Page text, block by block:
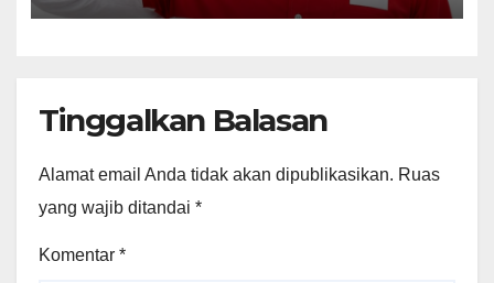
Tinggalkan Balasan
Alamat email Anda tidak akan dipublikasikan. Ruas
yang wajib ditandai *
Komentar *